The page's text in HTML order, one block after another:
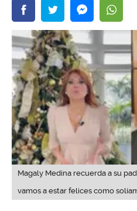
Magaly Medina recuerda a su
vamos a estar felices como